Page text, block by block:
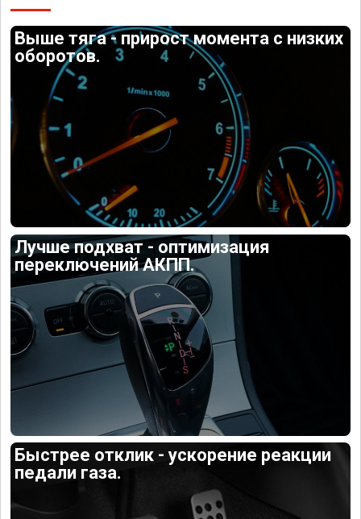
Выше тяга - прирост момента с низких
оборотов.
Лучше подхват - оптимизация
переключений АКПП.
Быстрее отклик - ускорение реакции
педали газа.